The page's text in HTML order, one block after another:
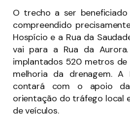
O trecho a ser beneficiado
compreendido
Hospício e a Rua da
vai para a Rua da
implantados 520 metros de
melhoria da drenagem. A
contará com o apoio
orientação do tráfego local
de veículos.